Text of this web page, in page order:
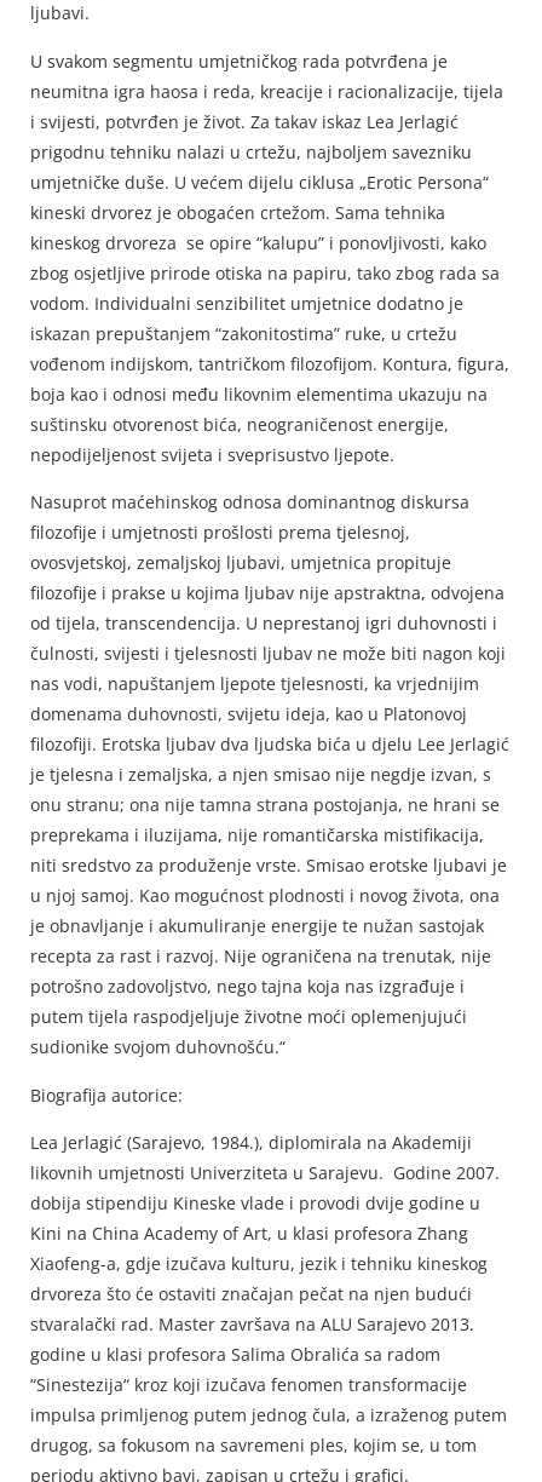
ljubavi.
U svakom segmentu umjetničkog rada potvrđena je
neumitna igra haosa i reda, kreacije i racionalizacije, tijela
i svijesti, potvrđen je život. Za takav iskaz Lea Jerlagić
prigodnu tehniku nalazi u crtežu, najboljem savezniku
umjetničke duše. U većem dijelu ciklusa „Erotic Persona“
kineski drvorez je obogaćen crtežom. Sama tehnika
kineskog drvoreza se opire “kalupu” i ponovljivosti, kako
zbog osjetljive prirode otiska na papiru, tako zbog rada sa
vodom. Individualni senzibilitet umjetnice dodatno je
iskazan prepuštanjem “zakonitostima” ruke, u crtežu
vođenom indijskom, tantričkom filozofijom. Kontura, figura,
boja kao i odnosi među likovnim elementima ukazuju na
suštinsku otvorenost bića, neograničenost energije,
nepodijeljenost svijeta i sveprisustvo ljepote.
Nasuprot maćehinskog odnosa dominantnog diskursa
filozofije i umjetnosti prošlosti prema tjelesnoj,
ovosvjetskoj, zemaljskoj ljubavi, umjetnica propituje
filozofije i prakse u kojima ljubav nije apstraktna, odvojena
od tijela, transcendencija. U neprestanoj igri duhovnosti i
čulnosti, svijesti i tjelesnosti ljubav ne može biti nagon koji
nas vodi, napuštanjem ljepote tjelesnosti, ka vrjednijim
domenama duhovnosti, svijetu ideja, kao u Platonovoj
filozofiji. Erotska ljubav dva ljudska bića u djelu Lee Jerlagić
je tjelesna i zemaljska, a njen smisao nije negdje izvan, s
onu stranu; ona nije tamna strana postojanja, ne hrani se
preprekama i iluzijama, nije romantičarska mistifikacija,
niti sredstvo za produženje vrste. Smisao erotske ljubavi je
u njoj samoj. Kao mogućnost plodnosti i novog života, ona
je obnavljanje i akumuliranje energije te nužan sastojak
recepta za rast i razvoj. Nije ograničena na trenutak, nije
potrošno zadovoljstvo, nego tajna koja nas izgrađuje i
putem tijela raspodjeljuje životne moći oplemenjujući
sudionike svojom duhovnošću.“
Biografija autorice:
Lea Jerlagić (Sarajevo, 1984.), diplomirala na Akademiji
likovnih umjetnosti Univerziteta u Sarajevu. Godine 2007.
dobija stipendiju Kineske vlade i provodi dvije godine u
Kini na China Academy of Art, u klasi profesora Zhang
Xiaofeng-a, gdje izučava kulturu, jezik i tehniku kineskog
drvoreza što će ostaviti značajan pečat na njen budući
stvaralački rad. Master završava na ALU Sarajevo 2013.
godine u klasi profesora Salima Obralića sa radom
“Sinestezija“ kroz koji izučava fenomen transformacije
impulsa primljenog putem jednog čula, a izraženog putem
drugog, sa fokusom na savremeni ples, kojim se, u tom
periodu aktivno bavi, zapisan u crtežu i grafici.